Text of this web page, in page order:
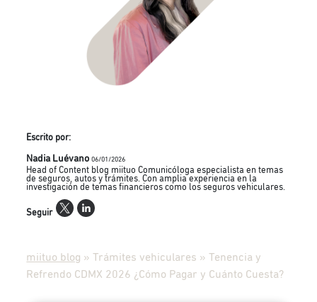
Escrito por:
Nadia Luévano 06/01/2026
Head of Content blog miituo Comunicóloga especialista en temas
de seguros, autos y trámites. Con amplia experiencia en la
investigación de temas financieros como los seguros vehiculares.
Seguir
miituo blog »Trámites vehiculares »Tenencia y
Refrendo CDMX 2026 ¿Cómo Pagar y Cuánto Cuesta?